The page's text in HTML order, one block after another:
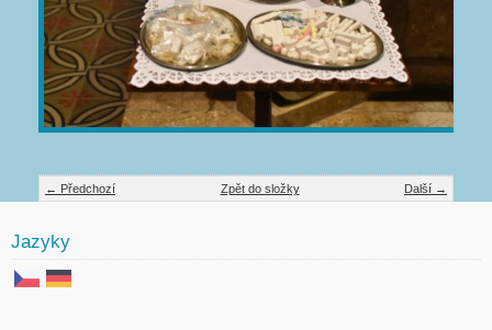
← Předchozí Další →
Zpět do složky
Jazyky